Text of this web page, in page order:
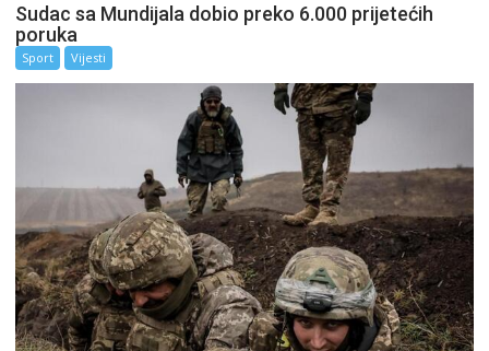
Sudac sa Mundijala dobio preko 6.000 prijetećih
poruka
Sport Vijesti